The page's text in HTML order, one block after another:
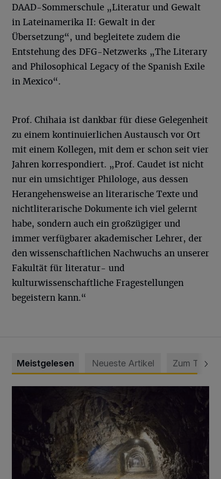
DAAD-Sommerschule „Literatur und Gewalt
in Lateinamerika II: Gewalt in der
Übersetzung“, und begleitete zudem die
Entstehung des DFG-Netzwerks „The Literary
and Philosophical Legacy of the Spanish Exile
in Mexico“.
Prof. Chihaia ist dankbar für diese Gelegenheit
zu einem kontinuierlichen Austausch vor Ort
mit einem Kollegen, mit dem er schon seit vier
Jahren korrespondiert. „Prof. Caudet ist nicht
nur ein umsichtiger Philologe, aus dessen
Herangehensweise an literarische Texte und
nichtliterarische Dokumente ich viel gelernt
habe, sondern auch ein großzügiger und
immer verfügbarer akademischer Lehrer, der
den wissenschaftlichen Nachwuchs an unserer
Fakultät für literatur- und
kulturwissenschaftliche Fragestellungen
begeistern kann.“
Meistgelesen Neueste Artikel Zum Thema